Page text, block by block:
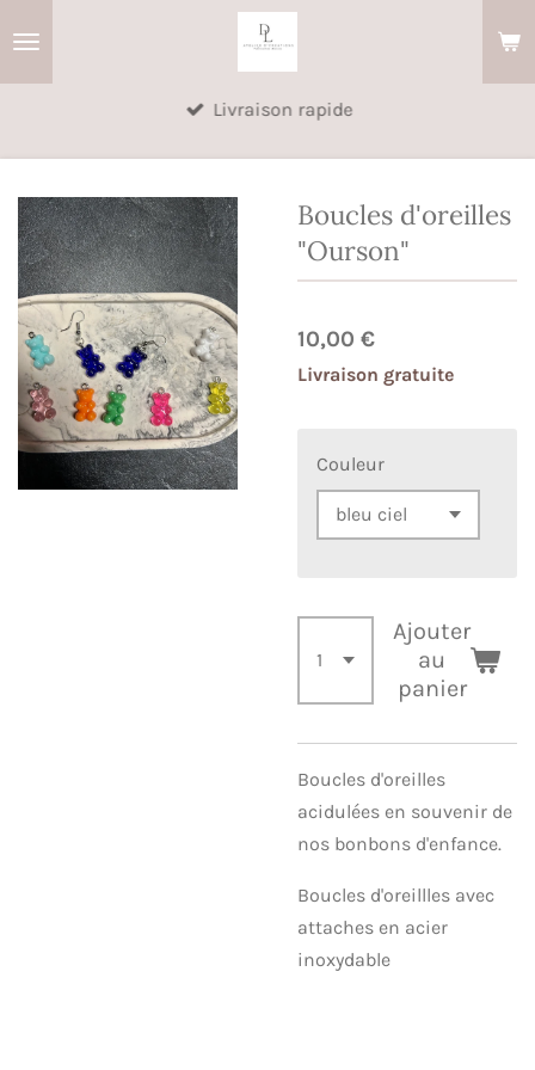
Livraison rapide
Boucles d'oreilles
"Ourson"
10,00 €
Livraison gratuite
Couleur
Ajouter
au
panier
Boucles d'oreilles
acidulées en souvenir de
nos bonbons d'enfance.
Boucles d'oreillles avec
attaches en acier
inoxydable